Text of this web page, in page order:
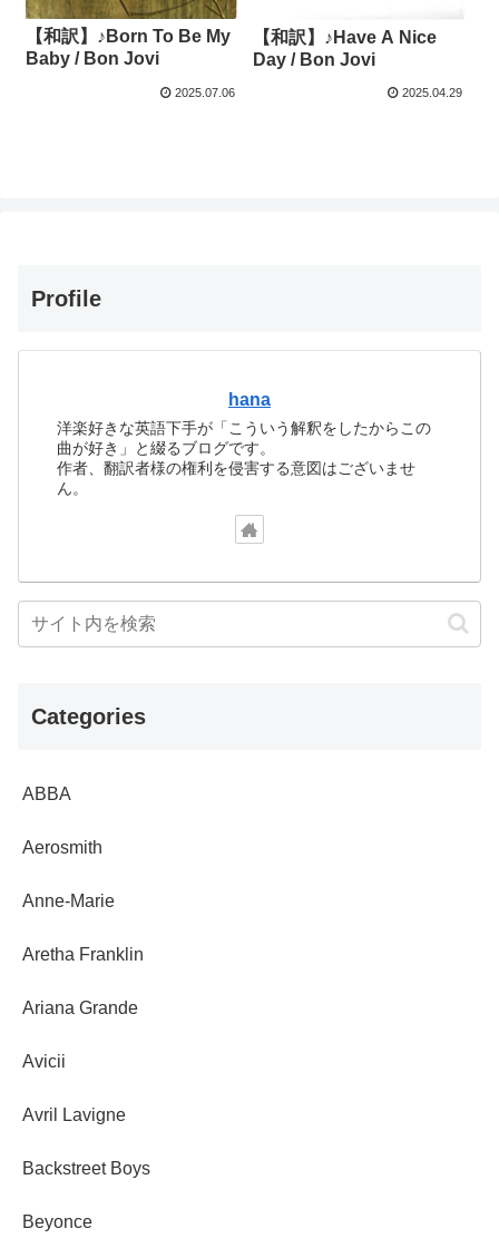
【和訳】♪Born To Be My
Baby / Bon Jovi
2025.07.06
【和訳】♪Have A Nice
Day / Bon Jovi
2025.04.29
Profile
hana
洋楽好きな英語下手が「こういう解釈をしたからこの
曲が好き」と綴るブログです。
作者、翻訳者様の権利を侵害する意図はございませ
ん。
Categories
ABBA
Aerosmith
Anne-Marie
Aretha Franklin
Ariana Grande
Avicii
Avril Lavigne
Backstreet Boys
Beyonce